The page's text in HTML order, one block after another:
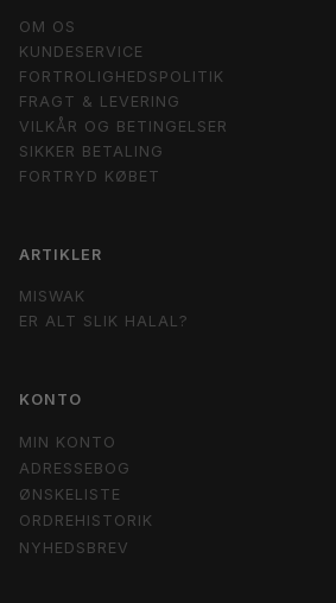
OM OS
KUNDESERVICE
FORTROLIGHEDSPOLITIK
FRAGT & LEVERING
VILKÅR OG BETINGELSER
SIKKER BETALING
FORTRYD KØBET
ARTIKLER
MISWAK
ER ALT SLIK HALAL?
KONTO
MIN KONTO
ADRESSEBOG
ØNSKELISTE
ORDREHISTORIK
NYHEDSBREV